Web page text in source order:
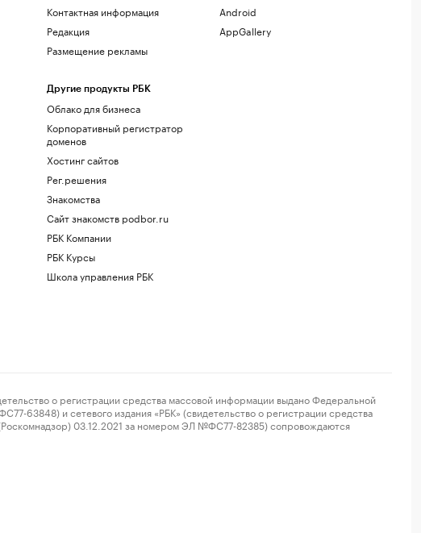
Контактная информация
Редакция
Размещение рекламы
Другие продукты РБК
Облако для бизнеса
Корпоративный регистратор
доменов
Хостинг сайтов
Рег.решения
Знакомства
Сайт знакомств podbor.ru
РБК Компании
РБК Курсы
Школа управления РБК
Android
AppGallery
о регистрации средства массовой информации выдано Федеральной
63848) и сетевого издания «РБК» (свидетельство о регистрации средства
03.12.2021 за номером ЭЛ №ФС77-82385) сопровождаются